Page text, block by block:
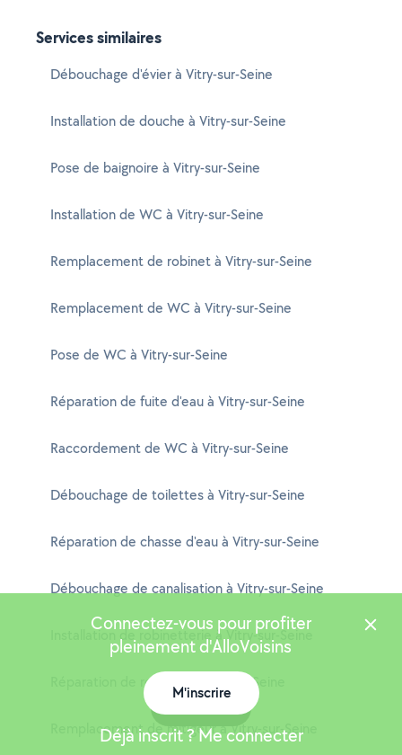
Services similaires
Débouchage d'évier à Vitry-sur-Seine
Installation de douche à Vitry-sur-Seine
Pose de baignoire à Vitry-sur-Seine
Installation de WC à Vitry-sur-Seine
Remplacement de robinet à Vitry-sur-Seine
Remplacement de WC à Vitry-sur-Seine
Pose de WC à Vitry-sur-Seine
Réparation de fuite d'eau à Vitry-sur-Seine
Raccordement de WC à Vitry-sur-Seine
Débouchage de toilettes à Vitry-sur-Seine
Réparation de chasse d'eau à Vitry-sur-Seine
Débouchage de canalisation à Vitry-sur-Seine
Installation de robinetterie à Vitry-sur-Seine
Réparation de robinet à Vitry-sur-Seine
Remplacement de mitigeur à Vitry-sur-Seine
Connectez-vous pour profiter
pleinement d'AlloVoisins
M'inscrire
Déjà inscrit ? Me connecter